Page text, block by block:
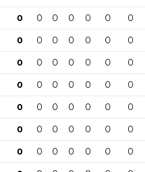
0 0 0 0 0 0 0
0 0 0 0 0 0 0
0 0 0 0 0 0 0
0 0 0 0 0 0 0
0 0 0 0 0 0 0
0 0 0 0 0 0 0
0 0 0 0 0 0 0